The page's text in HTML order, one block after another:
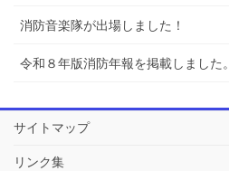
消防音楽隊が出場しました！
令和８年版消防年報を掲載しました。
サイトマップ
リンク集